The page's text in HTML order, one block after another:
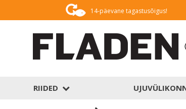
14-päevane tagastusõigus!
RIIDED